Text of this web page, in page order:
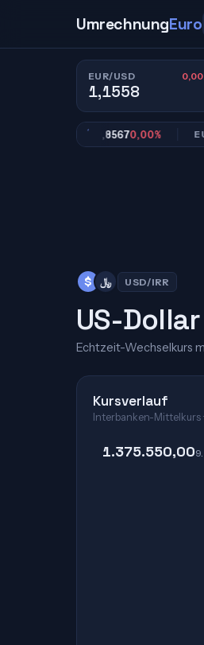
UmrechnungEuro
EUR/USD
1,1558
0,8567 0,00% EUR/
$ ﷼ USD/IRR
US-
Echtzeit-Wechselkurs
Kursverlauf
Interbanken-Mittelkurs
1.375.550,00